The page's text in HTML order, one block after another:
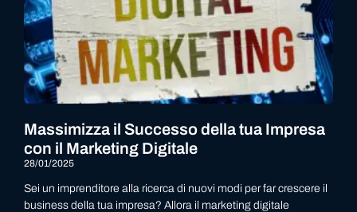
Massimizza il Successo della tua Impresa
con il Marketing Digitale
28/01/2025
Sei un imprenditore alla ricerca di nuovi modi per far crescere il
business della tua impresa? Allora il marketing digitale